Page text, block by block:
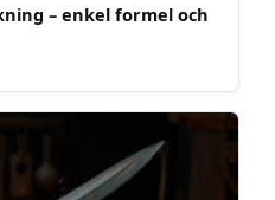
– enkel formel och